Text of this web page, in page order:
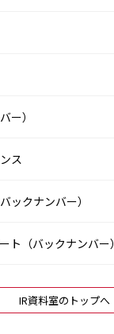
ー）
ス
ックナンバー）
ト（バックナンバー）
IR資料室のトップへ